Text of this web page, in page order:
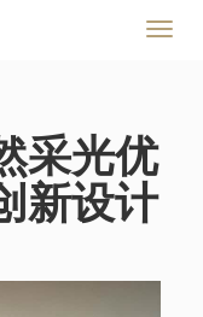
切
采光优
新设计